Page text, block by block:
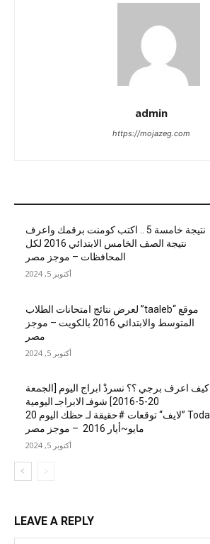
admin
https://mojazeg.com
نتيجة خامسة 5 .. اكتب كومنت برقمك واعرف
نتيجة الصف الخامس الابتدائي 2016 لكل
المحافظات – موجز مصر
أكتوبر 5, 2024
موقع “taaleb” لعرض نتائج امتحانات الطلاب
المتوسط والابتدائي 2016 بالكويت – موجز
مصر
أكتوبر 5, 2024
كيف اعرف برجي ؟؟ نسردْ ابراج اليوم [الجمعة
20-5-2016] شوفـ الابراجـ اليومية
Today ”لايف“ توقعات #حقيقة لـ حظك اليوم 20
مايو~أيار 2016 – موجز مصر
أكتوبر 5, 2024
LEAVE A REPLY